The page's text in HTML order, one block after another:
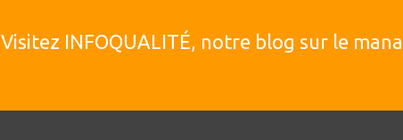
Visitez INFOQUALITÉ, notre blog sur le